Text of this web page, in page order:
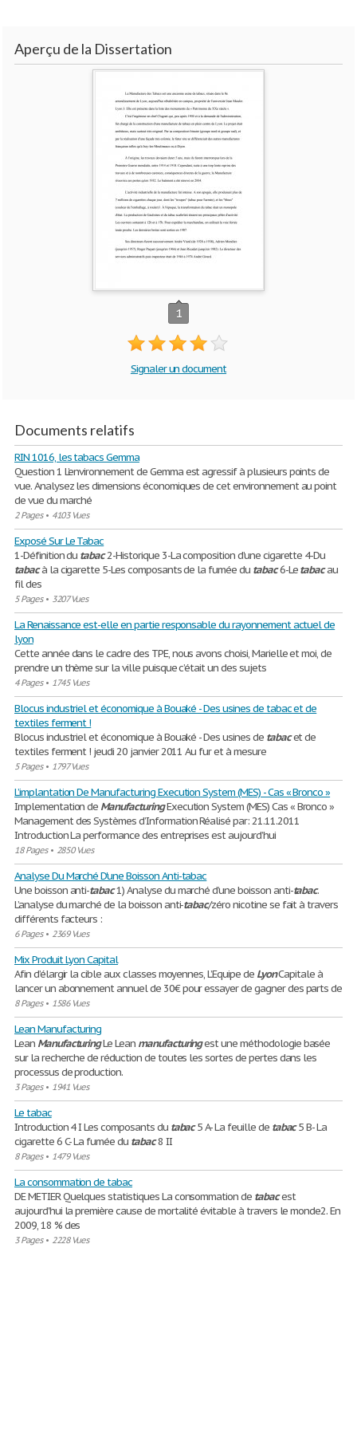
Aperçu de la Dissertation
1
Signaler un document
Documents relatifs
RIN 1016, les tabacs Gemma
Question 1 L’environnement de Gemma est agressif à plusieurs points de
vue. Analysez les dimensions économiques de cet environnement au point
de vue du marché
2 Pages• 4103 Vues
Exposé Sur Le Tabac
1-Définition dutabac2-Historique 3-La composition d’une cigarette 4-Du
tabacà la cigarette 5-Les composants de la fumée dutabac6-Letabacau
fil des
5 Pages• 3207 Vues
La Renaissance est-elle en partie responsable du rayonnement actuel de
lyon
Cette année dans le cadre des TPE, nous avons choisi, Marielle et moi, de
prendre un thème sur la ville puisque c’était un des sujets
4 Pages• 1745 Vues
Blocus industriel et économique à Bouaké - Des usines de tabac et de
textiles ferment !
Blocus industriel et économique à Bouaké - Des usines de tabacet de
textiles ferment ! jeudi 20 janvier 2011 Au fur et à mesure
5 Pages• 1797 Vues
L’implantation De Manufacturing Execution System (MES) - Cas « Bronco »
Implementation de ManufacturingExecution System (MES) Cas « Bronco »
Management des Systèmes d’Information Réalisé par: 21.11.2011
Introduction La performance des entreprises est aujourd’hui
18 Pages• 2850 Vues
Analyse Du Marché D'une Boisson Anti-tabac
Une boisson anti-tabac1) Analyse du marché d’une boisson anti-tabac.
L’analyse du marché de la boisson anti-tabac/zéro nicotine se fait à travers
différents facteurs :
6 Pages• 2369 Vues
Mix Produit Lyon Capital
Afin d’élargir la cible aux classes moyennes, L’Equipe de LyonCapitale à
lancer un abonnement annuel de 30€ pour essayer de gagner des parts de
8 Pages• 1586 Vues
Lean Manufacturing
Lean ManufacturingLe Lean manufacturingest une méthodologie basée
sur la recherche de réduction de toutes les sortes de pertes dans les
processus de production.
3 Pages• 1941 Vues
Le tabac
Introduction 4 I Les composants dutabac5 A- La feuille de tabac5 B- La
cigarette 6 C- La fumée dutabac8 II
8 Pages• 1479 Vues
La consommation de tabac
DE METIER Quelques statistiques La consommation de tabacest
aujourd'hui la première cause de mortalité évitable à travers le monde2. En
2009, 18 % des
3 Pages• 2228 Vues